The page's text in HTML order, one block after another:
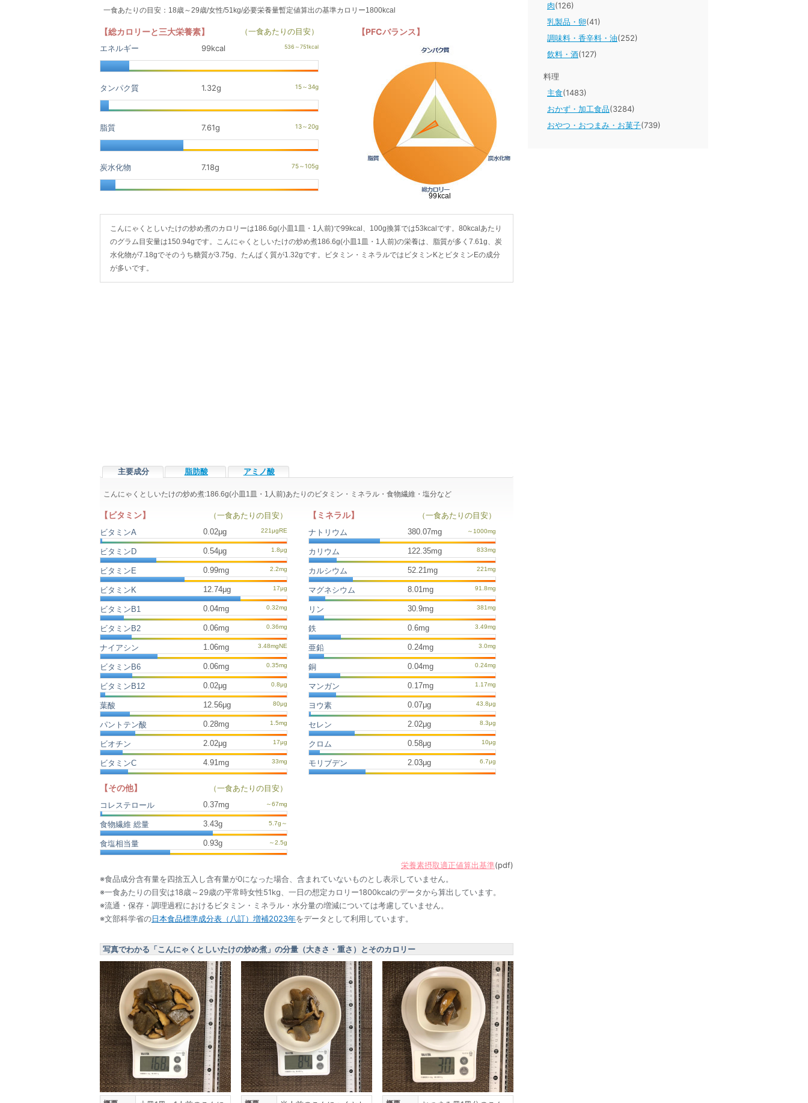
一食あたりの目安：18歳～29歳/女性/51kg/必要栄養量暫定値算出の基準カロリー1800kcal
【総カロリーと三大栄養素】
（一食あたりの目安）
エネルギー
99kcal
タンパク質 1.32g
脂質 7.61g
炭水化物 7.18g
【PFCバランス】
こんにゃくとしいたけの炒め煮のカロリーは186.6g(小皿1皿・1人前)で99kcal、100g換算では53kcalです。80kcalあたり
のグラム目安量は150.94gです。こんにゃくとしいたけの炒め煮186.6g(小皿1皿・1人前)の栄養は、脂質が多く7.61g、炭
水化物が7.18gでそのうち糖質が3.75g、たんぱく質が1.32gです。ビタミン・ミネラルではビタミンKとビタミンEの成分
が多いです。
主要成分 脂肪酸 アミノ酸
こんにゃくとしいたけの炒め煮:186.6g(小皿1皿・1人前)あたりのビタミン・ミネラル・食物繊維・塩分など
【ビタミン】
（一食あたりの目安）
ビタミンA
0.02μg
ビタミンD 0.54μg
ビタミンE 0.99mg
ビタミンK 12.74μg
ビタミンB1 0.04mg
ビタミンB2 0.06mg
ナイアシン 1.06mg
ビタミンB6 0.06mg
ビタミンB12 0.02μg
葉酸 12.56μg
パントテン酸 0.28mg
ビオチン 2.02μg
ビタミンC 4.91mg
【ミネラル】
（一食あたりの目安）
ナトリウム
380.07mg
カリウム 122.35mg
カルシウム 52.21mg
マグネシウム 8.01mg
リン 30.9mg
鉄 0.6mg
亜鉛 0.24mg
銅 0.04mg
マンガン 0.17mg
ヨウ素 0.07μg
セレン 2.02μg
クロム 0.58μg
モリブデン 2.03μg
【その他】
（一食あたりの目安）
コレステロール
0.37mg
食物繊維 総量 3.43g
食塩相当量 0.93g
栄養素摂取適正値算出基準(pdf)
※食品成分含有量を四捨五入し含有量が0になった場合、含まれていないものとし表示していません。
※一食あたりの目安は18歳～29歳の平常時女性51kg、一日の想定カロリー1800kcalのデータから算出しています。
※流通・保存・調理過程におけるビタミン・ミネラル・水分量の増減については考慮していません。
※文部科学省の日本食品標準成分表（八訂）増補2023年をデータとして利用しています。
写真でわかる「こんにゃくとしいたけの炒め煮」の分量（大きさ・重さ）とそのカロリー
肉(126)
乳製品・卵(41)
調味料・香辛料・油(252)
飲料・酒(127)
料理
主食(1483)
おかず・加工食品(3284)
おやつ・おつまみ・お菓子(739)